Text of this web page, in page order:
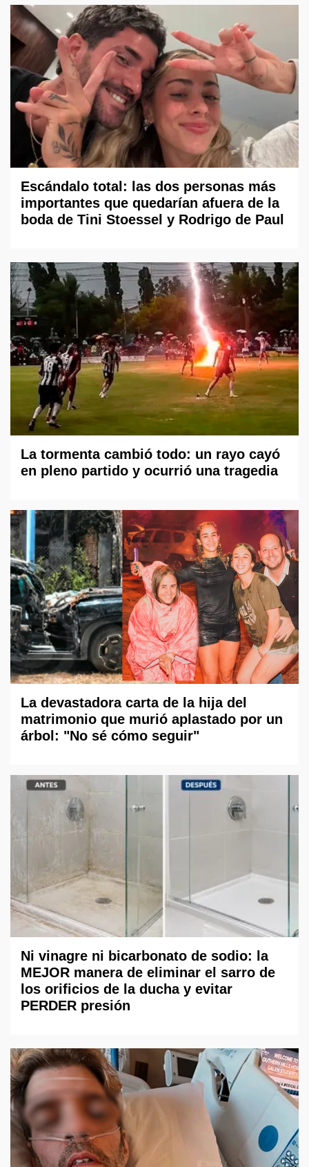
Escándalo total: las dos personas más
importantes que quedarían afuera de la
boda de Tini Stoessel y Rodrigo de Paul
La tormenta cambió todo: un rayo cayó
en pleno partido y ocurrió una tragedia
La devastadora carta de la hija del
matrimonio que murió aplastado por un
árbol: "No sé cómo seguir"
Ni vinagre ni bicarbonato de sodio: la
MEJOR manera de eliminar el sarro de
los orificios de la ducha y evitar
PERDER presión